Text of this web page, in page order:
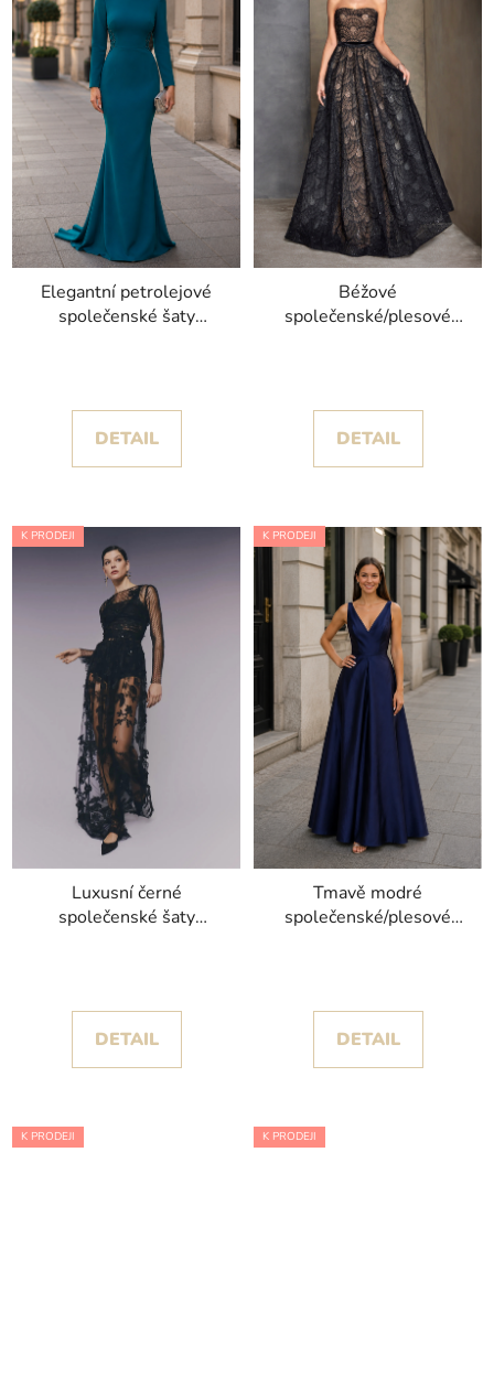
Elegantní petrolejové
společenské šaty
DETAIL
Béžové
společenské/plesové
DETAIL
K PRODEJI
Luxusní černé
společenské šaty
DETAIL
K PRODEJI
Tmavě modré
společenské/plesové
DETAIL
K PRODEJI K PRODEJI